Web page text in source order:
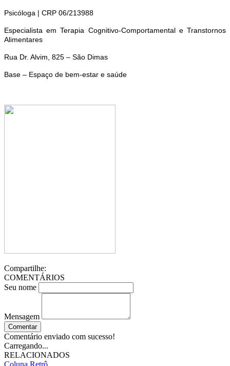
Psicóloga | CRP 06/213988
Especialista em Terapia Cognitivo-Comportamental e Transtornos
Alimentares
Rua Dr. Alvim, 825 – São Dimas
Base – Espaço de bem-estar e saúde
Compartilhe:
COMENTÁRIOS
Seu nome
Mensagem
Comentar
Comentário enviado com sucesso!
Carregando...
RELACIONADOS
Coluna Retrô